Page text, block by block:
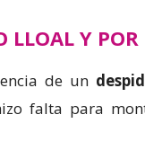
LLOAL Y POR
de un
falta para